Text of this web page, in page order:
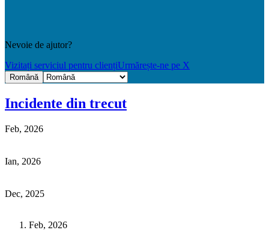
Nevoie de ajutor?
Vizitați serviciul pentru cliențiUrmărește-ne pe X
Română
Incidente din trecut
Feb, 2026
Ian, 2026
Dec, 2025
Feb, 2026